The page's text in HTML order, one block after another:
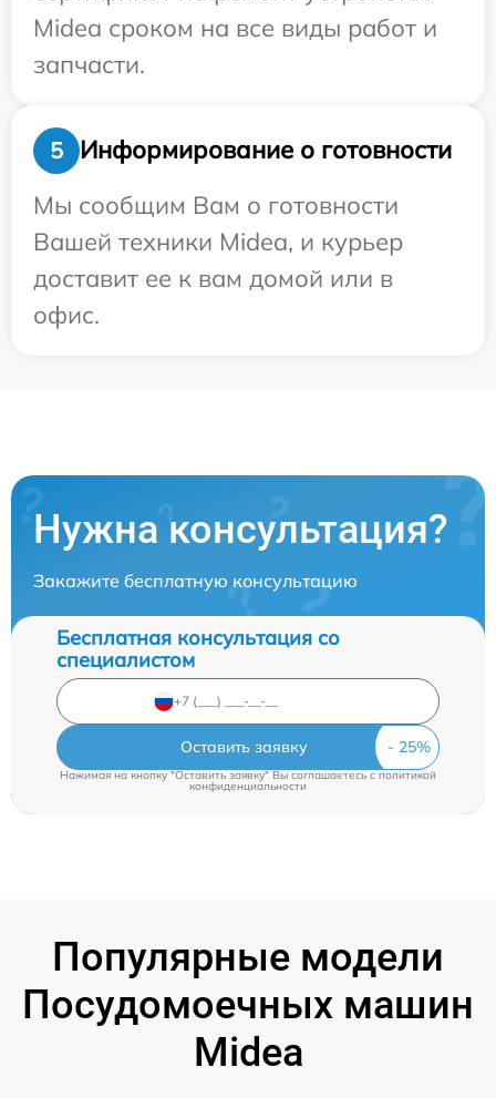
Midea сроком на все виды работ и
запчасти.
5
Информирование о готовности
Мы сообщим Вам о готовности
Вашей техники Midea, и курьер
доставит ее к вам домой или в
офис.
Нужна консультация?
Закажите бесплатную консультацию
Бесплатная консультация со
специалистом
Оставить заявку
Нажимая на кнопку "Оставить заявку" Вы соглашаетесь cполитикой
конфиденциальности
Популярные модели
Посудомоечных машин
Midea